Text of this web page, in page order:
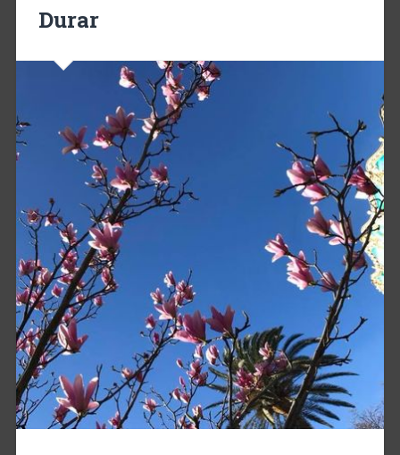
Durar